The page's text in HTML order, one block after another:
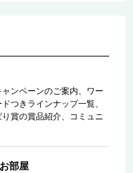
ンペーンのご案内、ワー
つきラインナップ一覧、
賞の賞品紹介、コミュニ
部屋